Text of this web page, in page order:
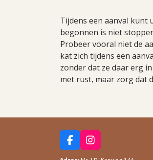
Tijdens een aanval kunt
begonnen is niet
Probeer vooral niet de
kat zich tijdens een
zonder dat ze daar erg
met rust, maar zorg dat
F
A
I
N